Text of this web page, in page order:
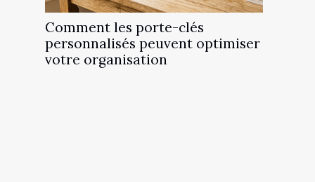
Comment les porte-clés
personnalisés peuvent optimiser
votre organisation